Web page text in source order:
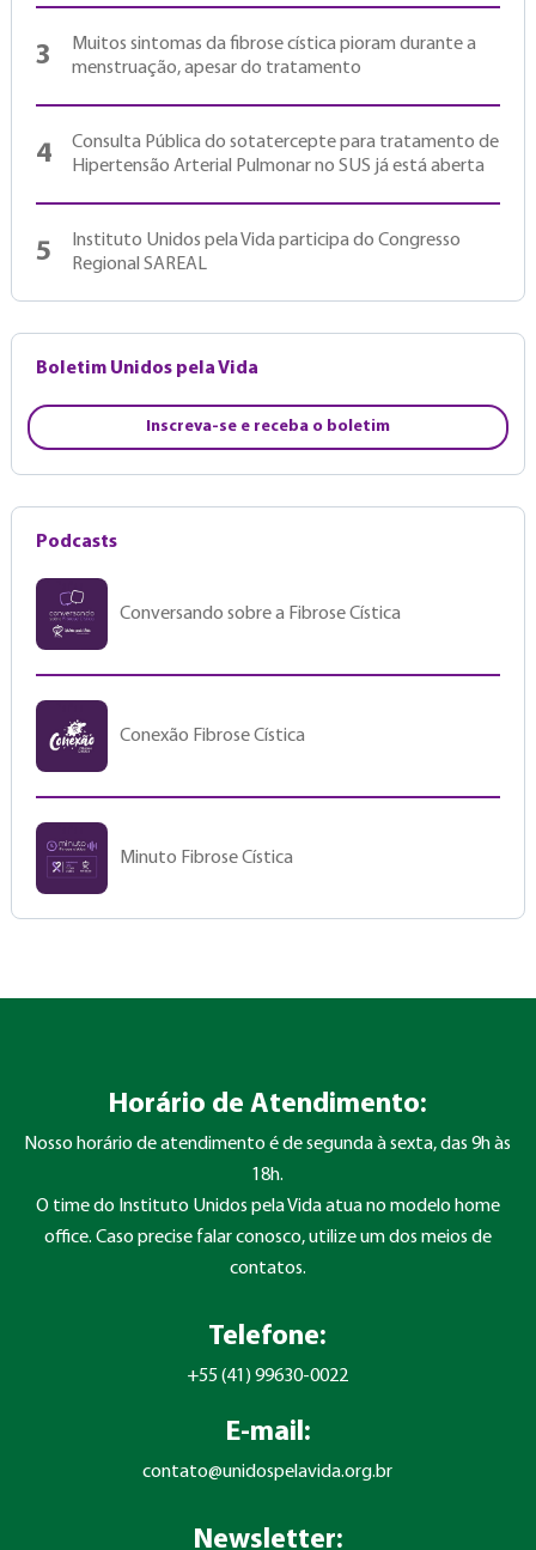
3
Muitos sintomas da fibrose cística pioram durante a
menstruação, apesar do tratamento
4
Consulta Pública do sotatercepte para tratamento de
Hipertensão Arterial Pulmonar no SUS já está aberta
5
Instituto Unidos pela Vida participa do Congresso
Regional SAREAL
Boletim Unidos pela Vida
Inscreva-se e receba o boletim
Podcasts
Conversando sobre a Fibrose Cística
Conexão Fibrose Cística
Minuto Fibrose Cística
Horário de Atendimento:
Nosso horário de atendimento é de segunda à sexta, das 9h às
18h.
O time do Instituto Unidos pela Vida atua no modelo home
office. Caso precise falar conosco, utilize um dos meios de
contatos.
Telefone:
+55 (41) 99630-0022
E-mail:
contato@unidospelavida.org.br
Newsletter: